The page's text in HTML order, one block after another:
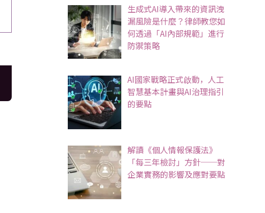
生成式AI導入帶來的資訊洩
漏風險是什麼？律師教您如
何透過「AI內部規範」進行
防禦策略
AI國家戰略正式啟動，人工
智慧基本計畫與AI治理指引
的要點
解讀《個人情報保護法》
「每三年檢討」方針──對
企業實務的影響及應對要點